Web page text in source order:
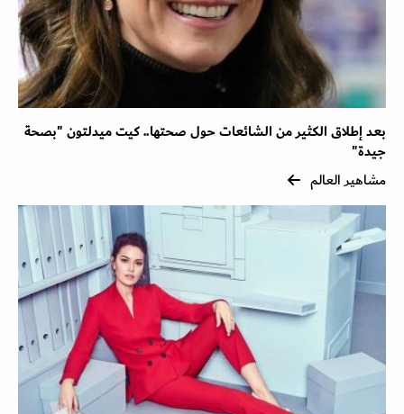
بعد إطلاق الكثير من الشائعات حول صحتها.. كيت ميدلتون "بصحة
جيدة"
مشاهير العالم